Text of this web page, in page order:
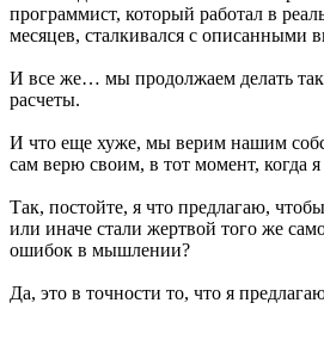
программист, который работал в
месяцев, сталкивался с описанными
И все же… мы продолжаем делать
расчеты.
И что еще хуже, мы верим нашим
сам верю своим, в тот момент, когда
Так, постойте, я что предлагаю,
или иначе стали жертвой того же
ошибок в мышлении?
Да, это в точности то, что я